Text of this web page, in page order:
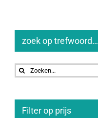
zoek op trefwoord…
Zoeken
naar:
Filter op prijs